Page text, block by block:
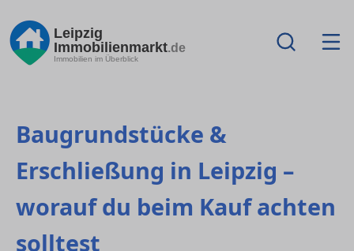
Leipzig
Immobilienmarkt.de
Immobilien im Überblick
Baugrundstücke &
Erschließung in Leipzig –
worauf du beim Kauf achten
solltest